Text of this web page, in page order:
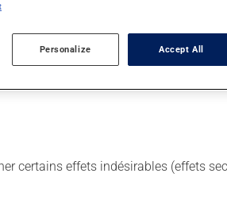
pas plus, ni plus souvent
de l'utiliser, discutez-en avec votre
repas ou aux collations. La prise
certains effets indésirables (effets
Personalize Accept All